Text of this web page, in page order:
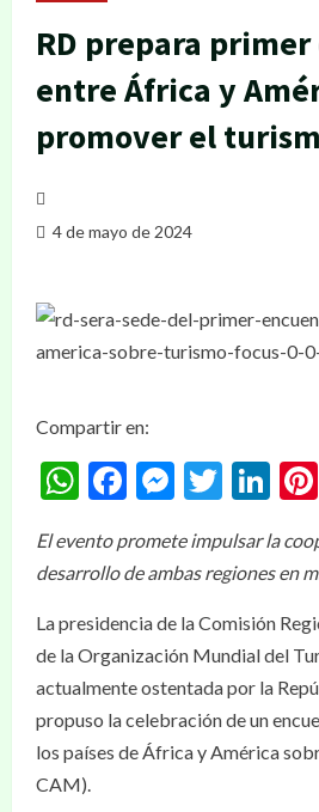
RD prepara
entre África y
promover el
4 de mayo de 2024
Compartir en:
WhatsApp
Facebook
El evento promete impulsar la
desarrollo de ambas regiones en
La presidencia de la Comisión
de la Organización Mundial del
actualmente ostentada por la
propuso la celebración de un
los países de África y América
CAM).